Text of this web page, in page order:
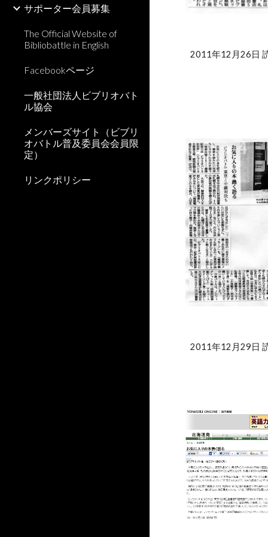
サポーター会員募集
The Official Website of
Bibliobattle in English
Facebookページ
一般社団法人ビブリオバト
ル協会
メンバーズサイト（ビブリ
オバトル普及委員会会員限
定）
リンクポリシー
2011年12月26日
2011年12月29日